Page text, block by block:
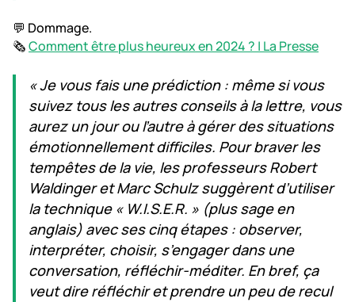
💬 Dommage.
🗞️Comment être plus heureux en 2024 ? | La Presse
« Je vous fais une prédiction : même si vous
suivez tous les autres conseils à la lettre, vous
aurez un jour ou l’autre à gérer des situations
émotionnellement difficiles. Pour braver les
tempêtes de la vie, les professeurs Robert
Waldinger et Marc Schulz suggèrent d’utiliser
la technique « W.I.S.E.R. » (plus sage en
anglais) avec ses cinq étapes : observer,
interpréter, choisir, s’engager dans une
conversation, réfléchir-méditer. En bref, ça
veut dire réfléchir et prendre un peu de recul